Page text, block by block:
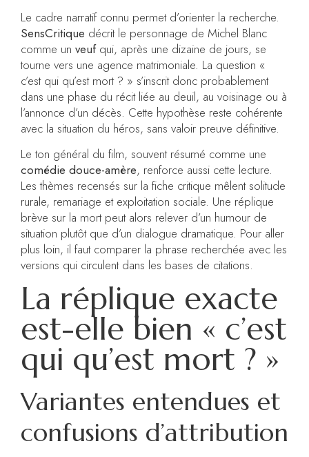
Le cadre narratif connu permet d’orienter la recherche.
SensCritique décrit le personnage de Michel Blanc
comme un veufqui, après une dizaine de jours, se
tourne vers une agence matrimoniale. La question «
c’est qui qu’est mort ? » s’inscrit donc probablement
dans une phase du récit liée au deuil, au voisinage ou à
l’annonce d’un décès. Cette hypothèse reste cohérente
avec la situation du héros, sans valoir preuve définitive.
Le ton général du film, souvent résumé comme une
comédie douce-amère, renforce aussi cette lecture.
Les thèmes recensés sur la fiche critique mêlent solitude
rurale, remariage et exploitation sociale. Une réplique
brève sur la mort peut alors relever d’un humour de
situation plutôt que d’un dialogue dramatique. Pour aller
plus loin, il faut comparer la phrase recherchée avec les
versions qui circulent dans les bases de citations.
La réplique exacte
est-elle bien « c’est
qui qu’est mort ? »
Variantes entendues et
confusions d’attribution